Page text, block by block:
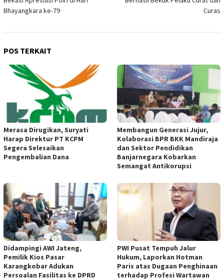
Bhayangkara ke-79
Curas
POS TERKAIT
Merasa Dirugikan, Suryati
Harap Direktur PT KCPM
Segera Selesaikan
Pengembalian Dana
Membangun Generasi Jujur,
Kolaborasi BPR BKK Mandiraja
dan Sektor Pendidikan
Banjarnegara Kobarkan
Semangat Antikorupsi
Didampingi AWI Jateng,
Pemilik Kios Pasar
Karangkobar Adukan
Persoalan Fasilitas ke DPRD
PWI Pusat Tempuh Jalur
Hukum, Laporkan Hotman
Paris atas Dugaan Penghinaan
terhadap Profesi Wartawan